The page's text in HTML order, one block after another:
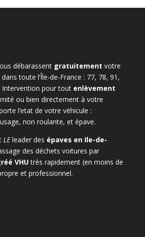
débarassent gratuitement votre
toute l’Île-de-France : 77, 78, 91,
Intervention pour tout enlèvement
ou bien directement à votre
l’etat de votre véhicule :
non roulante, et épave.
LEleader des épaves en Ile-de-
des déchets voitures par
VHUtrès rapidement (en moins de
et professionnel.